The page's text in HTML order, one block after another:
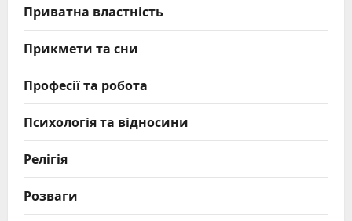
Приватна властність
Прикмети та сни
Професії та робота
Психологія та відносини
Релігія
Розваги